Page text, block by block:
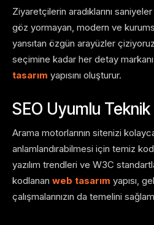
Ziyaretçilerin aradıklarını
göz yormayan, modern ve
yansıtan özgün arayüzler
seçimine kadar her detay
tasarım yapısını oluşturur.
SEO Uyumlu
Arama motorlarının sitenizi
anlamlandırabilmesi için temiz kod
yazılım trendleri ve W3C
kodlanan web tasarım yapısı,
çalışmalarınızın da temelini